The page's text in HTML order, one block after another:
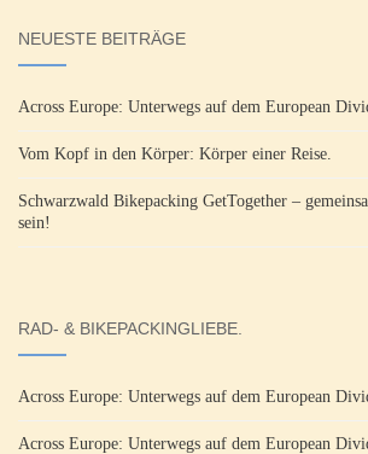
NEUESTE BEITRÄGE
Across Europe: Unterwegs auf dem European
Vom Kopf in den Körper: Körper einer Reise.
Schwarzwald Bikepacking GetTogether –
sein!
RAD- & BIKEPACKINGLIEBE.
Across Europe: Unterwegs auf dem European
Across Europe: Unterwegs auf dem European